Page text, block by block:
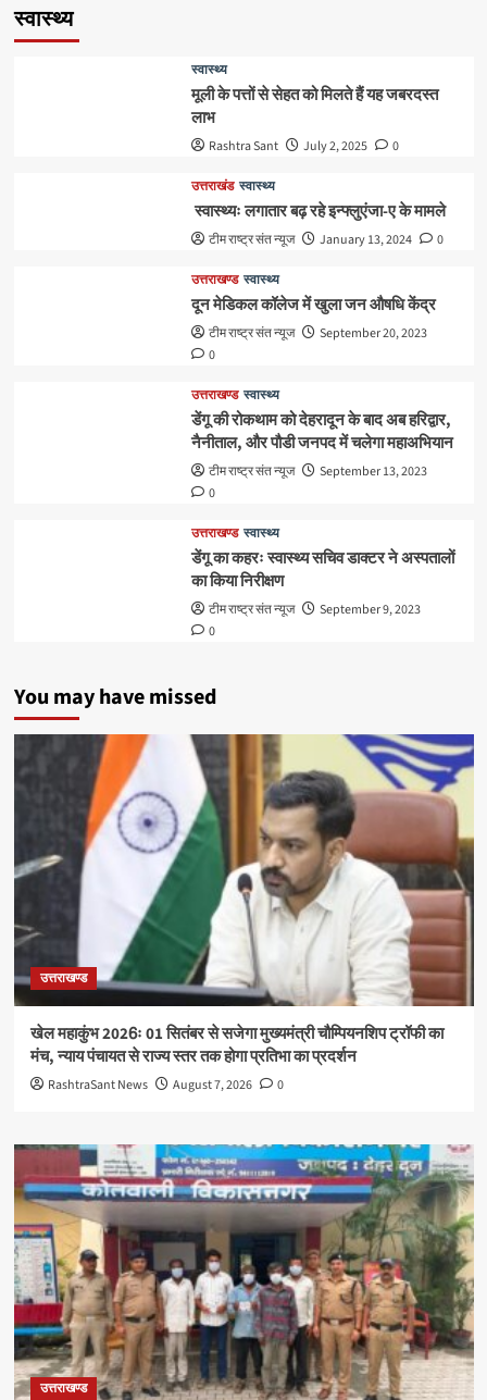
स्वास्थ्य
स्वास्थ्य
मूली के पत्तों से सेहत को मिलते हैं यह जबरदस्त
लाभ
Rashtra Sant July 2, 2025 0
उत्तराखंड स्वास्थ्य
स्वास्थ्यः लगातार बढ़ रहे इन्फ्लुएंजा-ए के मामले
टीम राष्ट्र संत न्यूज January 13, 2024 0
उत्तराखण्ड स्वास्थ्य
दून मेडिकल कॉलेज में खुला जन औषधि केंद्र
टीम राष्ट्र संत न्यूज
September 20, 2023
0
उत्तराखण्ड स्वास्थ्य
डेंगू की रोकथाम को देहरादून के बाद अब हरिद्वार,
नैनीताल, और पौडी जनपद में चलेगा महाअभियान
टीम राष्ट्र संत न्यूज
September 13, 2023
0
उत्तराखण्ड स्वास्थ्य
डेंगू का कहरः स्वास्थ्य सचिव डाक्टर ने अस्पतालों
का किया निरीक्षण
टीम राष्ट्र संत न्यूज
September 9, 2023
0
You may have missed
उत्तराखण्ड
खेल महाकुंभ 2026ः 01 सितंबर से सजेगा मुख्यमंत्री चौम्पियनशिप ट्रॉफी का
मंच, न्याय पंचायत से राज्य स्तर तक होगा प्रतिभा का प्रदर्शन
RashtraSant News August 7, 2026 0
उत्तराखण्ड